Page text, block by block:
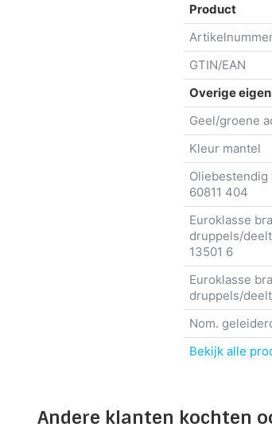
Product
GTIN/EAN
Overige
Geel/groene
Kleur mantel
Oliebestendig
60811 404
Euroklasse
druppels/
13501 6
Euroklasse
druppels/
Nom.
Bekijk alle
Andere klanten kochten